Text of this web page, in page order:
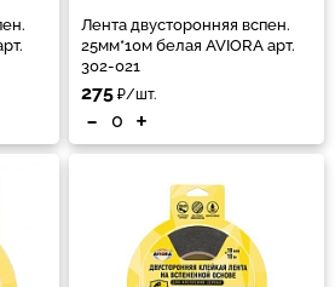
Лента двусторонняя вспен.
25мм*10м белая AVIORA арт.
302-021
275 ₽/шт.
- +